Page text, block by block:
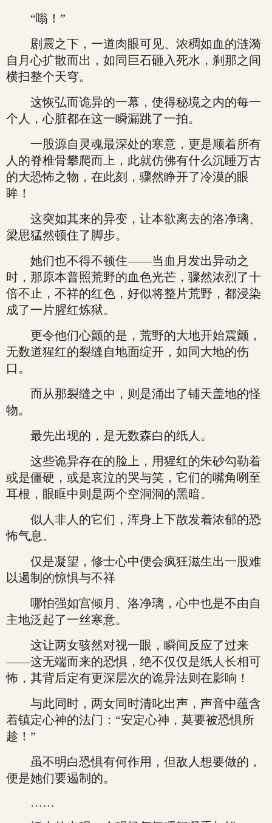
“嗡！”
剧震之下，一道肉眼可见、浓稠如血的涟漪
自月心扩散而出，如同巨石砸入死水，刹那之间
横扫整个天穹。
这恢弘而诡异的一幕，使得秘境之内的每一
个人，心脏都在这一瞬漏跳了一拍。
一股源自灵魂最深处的寒意，更是顺着所有
人的脊椎骨攀爬而上，此就仿佛有什么沉睡万古
的大恐怖之物，在此刻，骤然睁开了冷漠的眼
眸！
这突如其来的异变，让本欲离去的洛净璃、
梁思猛然顿住了脚步。
她们也不得不顿住——当血月发出异动之
时，那原本普照荒野的血色光芒，骤然浓烈了十
倍不止，不祥的红色，好似将整片荒野，都浸染
成了一片腥红炼狱。
更令他们心颤的是，荒野的大地开始震颤，
无数道猩红的裂缝自地面绽开，如同大地的伤
口。
而从那裂缝之中，则是涌出了铺天盖地的怪
物。
最先出现的，是无数森白的纸人。
这些诡异存在的脸上，用猩红的朱砂勾勒着
或是僵硬，或是哀泣的哭与笑，它们的嘴角咧至
耳根，眼眶中则是两个空洞洞的黑暗。
似人非人的它们，浑身上下散发着浓郁的恐
怖气息。
仅是凝望，修士心中便会疯狂滋生出一股难
以遏制的惊惧与不祥
哪怕强如宫倾月、洛净璃，心中也是不由自
主地泛起了一丝寒意。
这让两女骇然对视一眼，瞬间反应了过来
——这无端而来的恐惧，绝不仅仅是纸人长相可
怖，其背后定有更深层次的诡异法则在影响！
与此同时，两女同时清叱出声，声音中蕴含
着镇定心神的法门：“安定心神，莫要被恐惧所
趁！”
虽不明白恐惧有何作用，但敌人想要做的，
便是她们要遏制的。
……